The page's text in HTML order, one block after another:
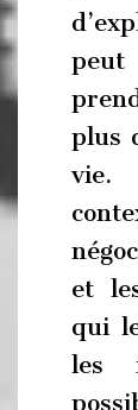
peut
plus
vie.
et
qui
les